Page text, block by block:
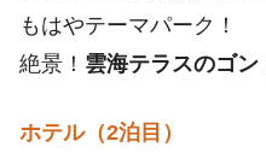
もはやテーマパーク！
絶景！ 雲海テラスのゴン
ホテル（2泊目）